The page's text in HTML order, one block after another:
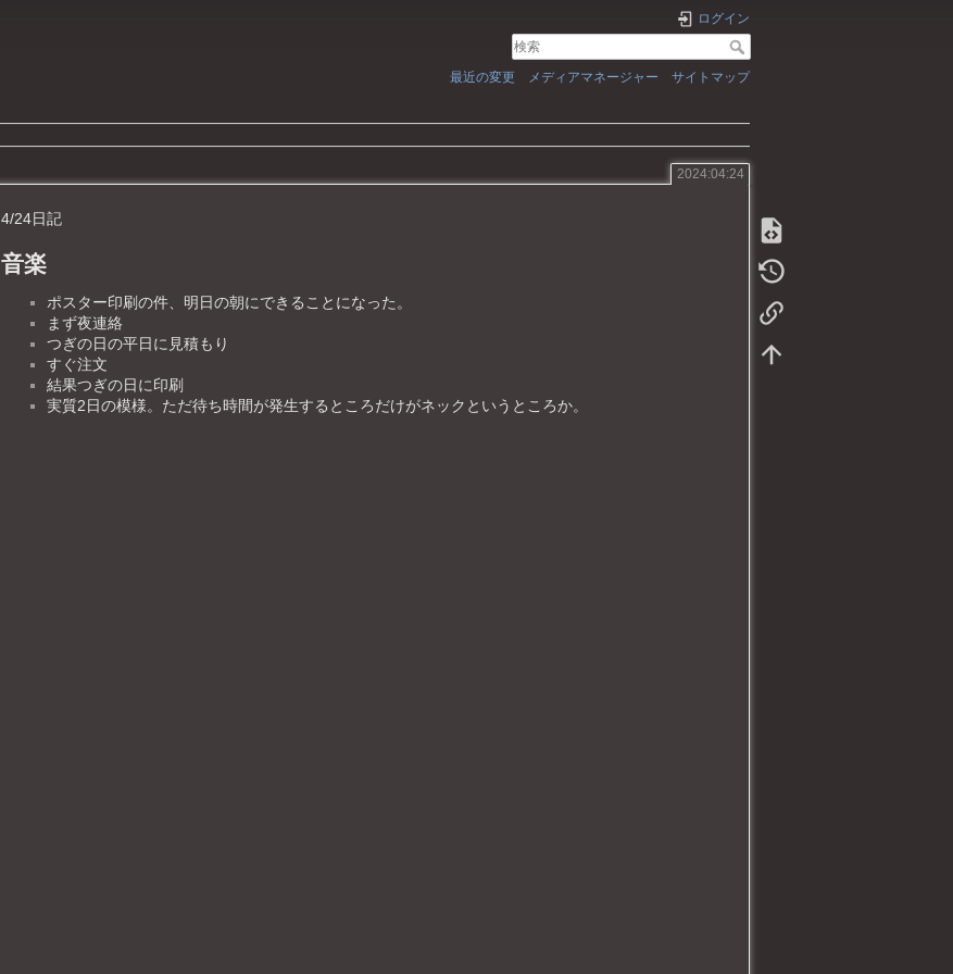
ログイン
最近の変更 メディアマネージャー サイトマップ
2024:04:24
4/24日記
音楽
ポスター印刷の件、明日の朝にできることになった。
まず夜連絡
つぎの日の平日に見積もり
すぐ注文
結果つぎの日に印刷
実質2日の模様。ただ待ち時間が発生するところだけがネックというところか。